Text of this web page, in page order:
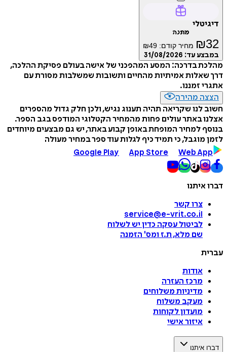
דיגיטלי
מתנה
₪32 מחיר קודם: ₪49
במבצע עד: 31/08/2026
מהלכת בדרכה: המסע המהפכני של אישה בעולם פסיקת ההלכה,
דרך שאלות אמיתיות מהחיים ותשובות שמשלבות מסורת עם
אתגרי זמננו.
הצצה מהירה
חשוב לנו שקריאה תהיה תענוג נגיש, ולכן חלק גדול מהספרים
אצלנו באתר עולים פחות מהמחיר הקטלוגי המודפס בגב הספר.
בנוסף למחיר המופחת באופן קבוע באתר, יש גם מבצעים מיוחדים
לזמן מוגבל, כי תמיד כיף לגלות עוד ספר במחיר מעולה
Google Play
App Store Web App
דברו איתנו
צרו קשר
service@e-vrit.co.il
לביטול עסקה כדין יש לשלוח
שם מלא, ת.ז ומס' הזמנה
עברית
אודות
מרכז העזרה
מדיניות משלוחים
מעקב משלוח
מועדון לקוחות
איזור אישי
דברו איתנו